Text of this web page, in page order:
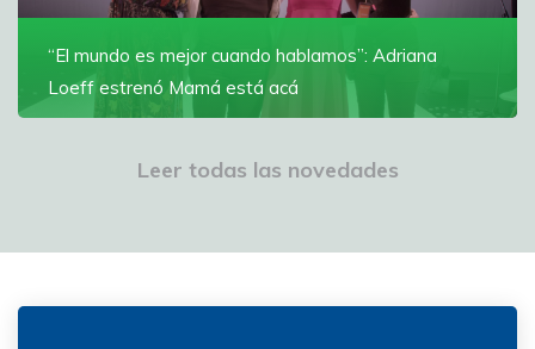
“El mundo es mejor cuando hablamos”: Adriana
Loeff estrenó Mamá está acá
Montevideo reflexionó sobre el proceso creativo detrás
de su nueva películaLeer todas las novedades